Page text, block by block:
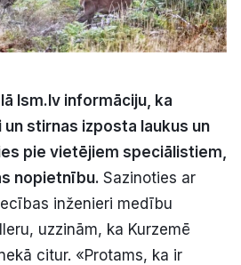
Video
Reklāma
lsm.lv informāciju, ka
un stirnas izposta laukus un
pie vietējiem speciālistiem,
nopietnību. Sazinoties ar
inženieri medību
uzzinām, ka Kurzemē
citur. «Protams, ka ir